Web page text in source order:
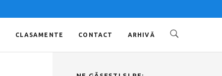
CLASAMENTE CONTACT ARHIVĂ